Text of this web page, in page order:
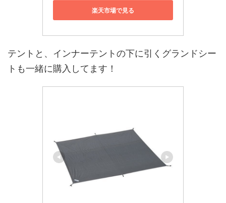
楽天市場で見る
テントと、インナーテントの下に引くグランドシー
トも一緒に購入してます！